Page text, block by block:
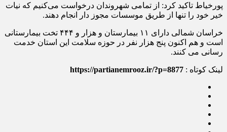
پورخیاط تاکید کرد: از تمامی شهروندان درخواست می‌کنیم که نیات
خیر خود را تنها از طریق موسسات مجوز دار انجام دهند.
خراسان شمالی دارای ۱۱ بیمارستان و هزار و ۴۴۴ تخت بیمارستانی
است و هم اکنون پنج هزار نفر در حوزه سلامت این استان خدمت
رسانی می کنند.
لینک کوتاه : https://partianemrooz.ir/?p=8877